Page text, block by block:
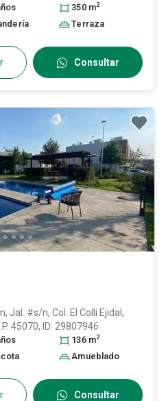
31137407
s 350 m2
Terraza
Consultar
Jal. #s/n, Col. El Colli Ejidal,
45070, ID: 29807946
s 136 m2
Amueblado
Consultar